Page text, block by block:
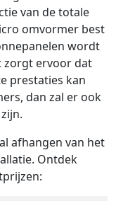
van de totale
omvormer best
wordt
zorgt ervoor dat
prestaties kan
dan zal er ook
afhangen van het
Ontdek